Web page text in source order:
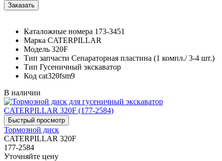
Каталожные номера 173-3451
Марка CATERPILLAR
Модель 320F
Тип запчасти Сепараторная пластина (1 компл./ 3-4 шт.)
Тип Гусеничный экскаватор
Код cat320fsm9
В наличии
Тормозной диск
CATERPILLAR 320F
177-2584
Уточняйте цену